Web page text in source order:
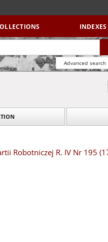
INDEXES
Advanced search
Robotniczej R. IV Nr 195